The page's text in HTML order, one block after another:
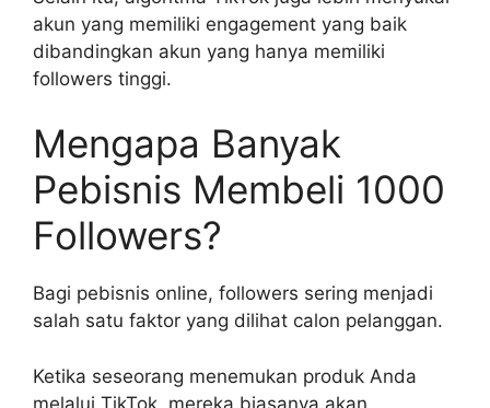
akun yang memiliki engagement yang baik
dibandingkan akun yang hanya memiliki
followers tinggi.
Mengapa Banyak
Pebisnis Membeli 1000
Followers?
Bagi pebisnis online, followers sering menjadi
salah satu faktor yang dilihat calon pelanggan.
Ketika seseorang menemukan produk Anda
melalui TikTok, mereka biasanya akan